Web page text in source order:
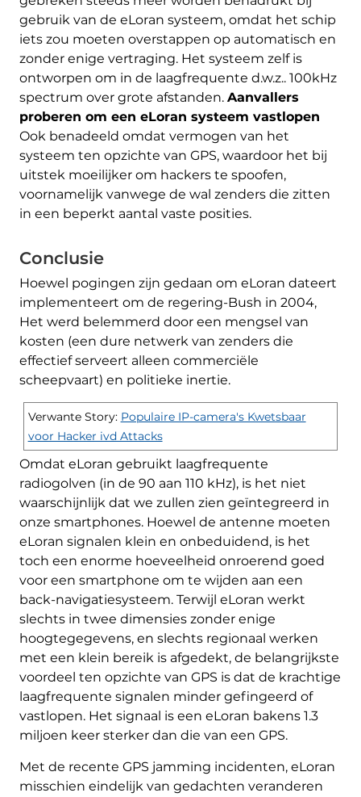
gebruik van de eLoran systeem, omdat het schip
iets zou moeten overstappen op automatisch en
zonder enige vertraging. Het systeem zelf is
ontworpen om in de laagfrequente d.w.z.. 100kHz
spectrum over grote afstanden. Aanvallers
proberen om een ​​eLoran systeem vastlopen
Ook benadeeld omdat vermogen van het
systeem ten opzichte van GPS, waardoor het bij
uitstek moeilijker om hackers te spoofen,
voornamelijk vanwege de wal zenders die zitten
in een beperkt aantal vaste posities.
Conclusie
Hoewel pogingen zijn gedaan om eLoran dateert
implementeert om de regering-Bush in 2004,
Het werd belemmerd door een mengsel van
kosten (een dure netwerk van zenders die
effectief serveert alleen commerciële
scheepvaart) en politieke inertie.
Verwante Story: Populaire IP-camera's Kwetsbaar
voor Hacker ivd Attacks
Omdat eLoran gebruikt laagfrequente
radiogolven (in de 90 aan 110 kHz), is het niet
waarschijnlijk dat we zullen zien geïntegreerd in
onze smartphones. Hoewel de antenne moeten
eLoran signalen klein en onbeduidend, is het
toch een enorme hoeveelheid onroerend goed
voor een smartphone om te wijden aan een
back-navigatiesysteem. Terwijl eLoran werkt
slechts in twee dimensies zonder enige
hoogtegegevens, en slechts regionaal werken
met een klein bereik is afgedekt, de belangrijkste
voordeel ten opzichte van GPS is dat de krachtige
laagfrequente signalen minder gefingeerd of
vastlopen. Het signaal is een eLoran bakens 1.3
miljoen keer sterker dan die van een GPS.
Met de recente GPS jamming incidenten, eLoran
misschien eindelijk van gedachten veranderen